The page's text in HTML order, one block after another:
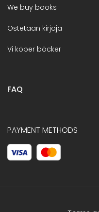
We buy books
Ostetaan kirjoja
Vi köper böcker
FAQ
PAYMENT METHODS